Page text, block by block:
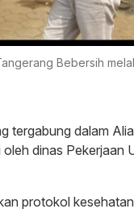
Bebersih
tergabung dalam
dinas Pekerjaan
protokol